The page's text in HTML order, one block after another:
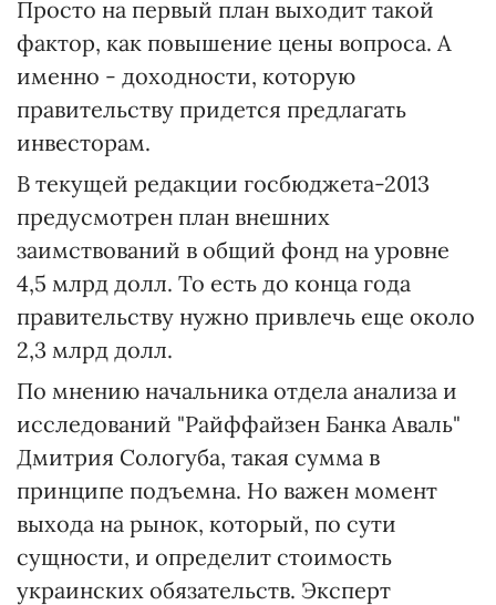
Просто на первый план выходит такой
фактор, как повышение цены вопроса. А
именно - доходности, которую
правительству придется предлагать
инвесторам.
В текущей редакции госбюджета-2013
предусмотрен план внешних
заимствований в общий фонд на уровне
4,5 млрд долл. То есть до конца года
правительству нужно привлечь еще около
2,3 млрд долл.
По мнению начальника отдела анализа и
исследований "Райффайзен Банка Аваль"
Дмитрия Сологуба, такая сумма в
принципе подъемна. Но важен момент
выхода на рынок, который, по сути
сущности, и определит стоимость
украинских обязательств. Эксперт